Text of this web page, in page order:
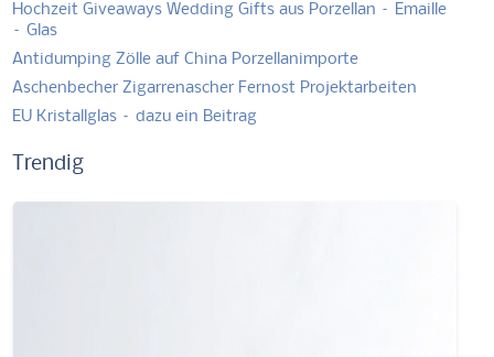
Hochzeit Giveaways Wedding Gifts aus Porzellan – Emaille
– Glas
Antidumping Zölle auf China Porzellanimporte
Aschenbecher Zigarrenascher Fernost Projektarbeiten
EU Kristallglas – dazu ein Beitrag
Trendig